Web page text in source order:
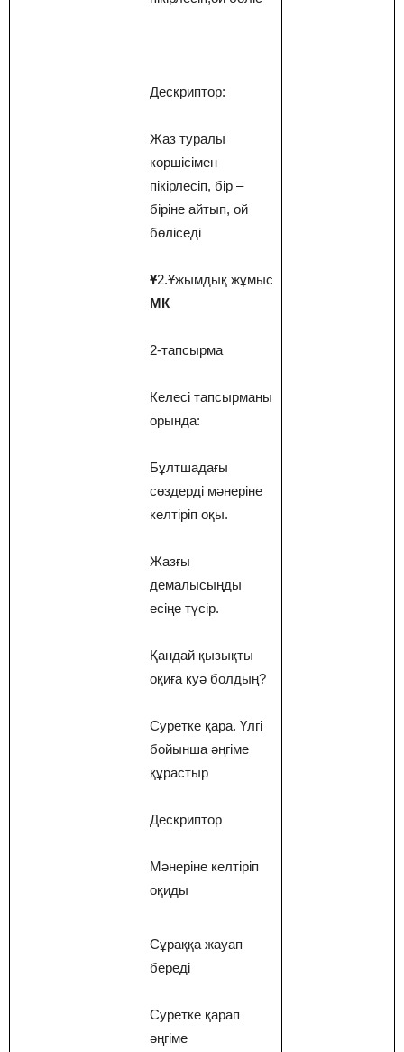
Дескриптор:
Жаз туралы
көршісімен
пікірлесіп, бір –
біріне айтып, ой
бөліседі
Ұ2.Ұжымдық жұмыс
МК
2-тапсырма
Келесі тапсырманы
орында:
Бұлтшадағы
сөздерді мәнеріне
келтіріп оқы.
Жазғы
демалысыңды
есіңе түсір.
Қандай қызықты
оқиға куә болдың?
Суретке қара. Үлгі
бойынша әңгіме
құрастыр
Дескриптор
Мәнеріне келтіріп
оқиды
Сұраққа жауап
береді
Суретке қарап
әңгіме